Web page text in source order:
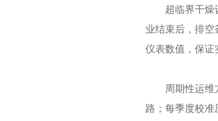
超临界干燥设
业结束后，排
仪表数值，保证
周期性运维方
路；每季度校